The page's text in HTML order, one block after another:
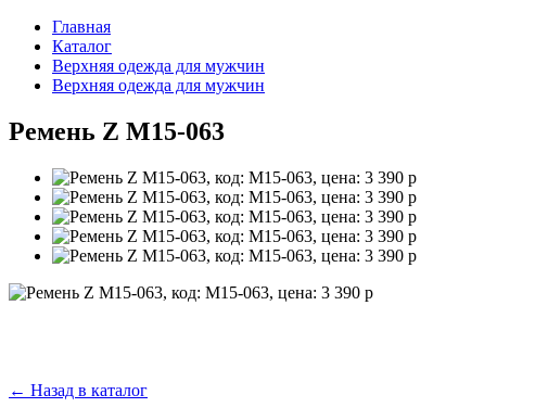
Главная
Каталог
Верхняя одежда для мужчин
Верхняя одежда для мужчин
Ремень Z M15-063
← Назад в каталог